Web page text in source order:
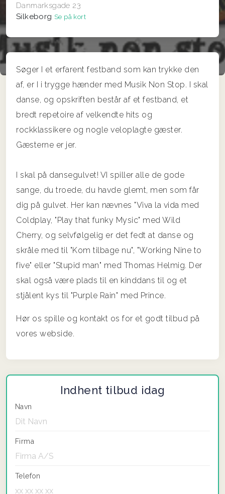
Danmarksgade 23
Silkeborg Se på kort
Søger I et erfarent festband som kan trykke den
af, er I i trygge hænder med Musik Non Stop. I skal
danse, og opskriften består af et festband, et
bredt repetoire af velkendte hits og
rockklassikere og nogle veloplagte gæster.
Gæsterne er jer.
I skal på dansegulvet! VI spiller alle de gode
sange, du troede, du havde glemt, men som får
dig på gulvet. Her kan nævnes "Viva la vida med
Coldplay, "Play that funky Mysic" med Wild
Cherry, og selvfølgelig er det fedt at danse og
skråle med til "Kom tilbage nu", "Working Nine to
five" eller "Stupid man" med Thomas Helmig. Der
skal også være plads til en kinddans til og et
stjålent kys til "Purple Rain" med Prince.
Hør os spille og kontakt os for et godt tilbud på
vores webside.
Indhent tilbud idag
Navn
Firma
Telefon